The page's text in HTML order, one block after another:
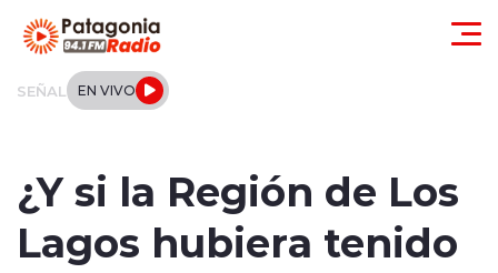
SEÑAL EN VIVO
¿Y si la Región de Los
Lagos hubiera tenido